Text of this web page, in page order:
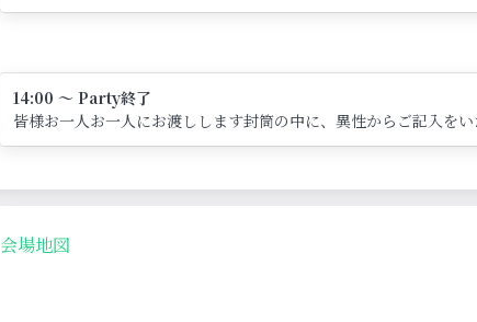
14:00 ～ Party終了
皆様お一人お一人にお渡しします封筒の中に、異性からご記入を
会場地図